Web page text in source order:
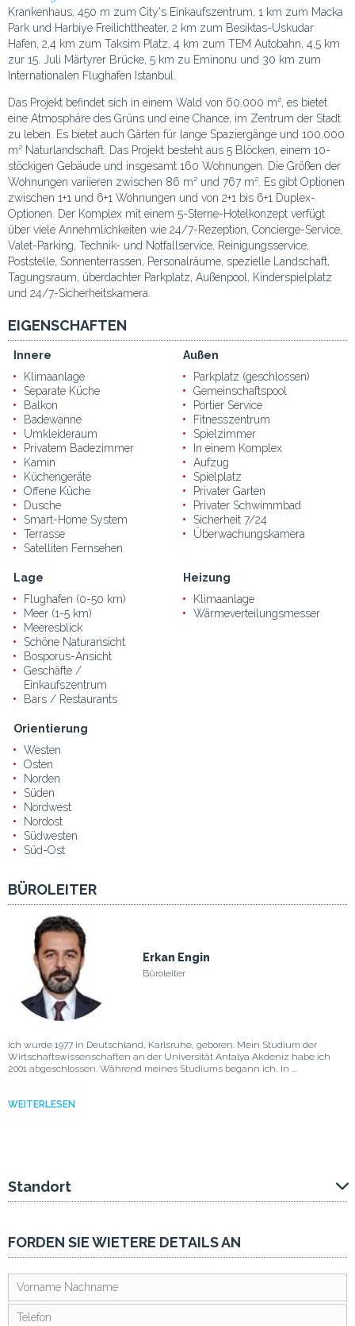
Krankenhaus, 450 m zum City's Einkaufszentrum, 1 km zum Macka
Park und Harbiye Freilichttheater, 2 km zum Besiktas-Uskudar
Hafen, 2,4 km zum Taksim Platz, 4 km zum TEM Autobahn, 4,5 km
zur 15. Juli Märtyrer Brücke, 5 km zu Eminonu und 30 km zum
Internationalen Flughafen Istanbul.
Das Projekt befindet sich in einem Wald von 60.000 m², es bietet
eine Atmosphäre des Grüns und eine Chance, im Zentrum der Stadt
zu leben. Es bietet auch Gärten für lange Spaziergänge und 100.000
m² Naturlandschaft. Das Projekt besteht aus 5 Blöcken, einem 10-
stöckigen Gebäude und insgesamt 160 Wohnungen. Die Größen der
Wohnungen variieren zwischen 86 m² und 767 m². Es gibt Optionen
zwischen 1+1 und 6+1 Wohnungen und von 2+1 bis 6+1 Duplex-
Optionen. Der Komplex mit einem 5-Sterne-Hotelkonzept verfügt
über viele Annehmlichkeiten wie 24/7-Rezeption, Concierge-Service,
Valet-Parking, Technik- und Notfallservice, Reinigungsservice,
Poststelle, Sonnenterrassen, Personalräume, spezielle Landschaft,
Tagungsraum, überdachter Parkplatz, Außenpool, Kinderspielplatz
und 24/7-Sicherheitskamera.
EIGENSCHAFTEN
Innere
Klimaanlage
Separate Küche
Balkon
Badewanne
Umkleideraum
Privatem Badezimmer
Kamin
Küchengeräte
Offene Küche
Dusche
Smart-Home System
Terrasse
Satelliten Fernsehen
Außen
Parkplatz (geschlossen)
Gemeinschaftspool
Portier Service
Fitnesszentrum
Spielzimmer
In einem Komplex
Aufzug
Spielplatz
Privater Garten
Privater Schwimmbad
Sicherheit 7/24
Überwachungskamera
Lage
Flughafen (0-50 km)
Meer (1-5 km)
Meeresblick
Schöne Naturansicht
Bosporus-Ansicht
Geschäfte /
Einkaufszentrum
Bars / Restaurants
Heizung
Klimaanlage
Wärmeverteilungsmesser
Orientierung
Westen
Osten
Norden
Süden
Nordwest
Nordost
Südwesten
Süd-Ost
BÜROLEITER
Erkan Engin
Büroleiter
Ich wurde 1977 in Deutschland, Karlsruhe, geboren. Mein Studium der
Wirtschaftswissenschaften an der Universität Antalya Akdeniz habe ich
2001 abgeschlossen. Während meines Studiums begann ich, in ...
WEITERLESEN
Standort
FORDEN SIE WIETERE DETAILS AN